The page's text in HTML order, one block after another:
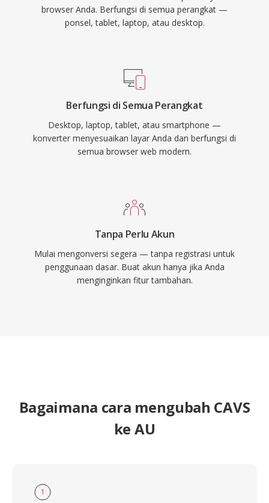
browser Anda. Berfungsi di semua perangkat —
ponsel, tablet, laptop, atau desktop.
Berfungsi di Semua Perangkat
Desktop, laptop, tablet, atau smartphone —
konverter menyesuaikan layar Anda dan berfungsi di
semua browser web modern.
Tanpa Perlu Akun
Mulai mengonversi segera — tanpa registrasi untuk
penggunaan dasar. Buat akun hanya jika Anda
menginginkan fitur tambahan.
Bagaimana cara mengubah CAVS
ke AU
1